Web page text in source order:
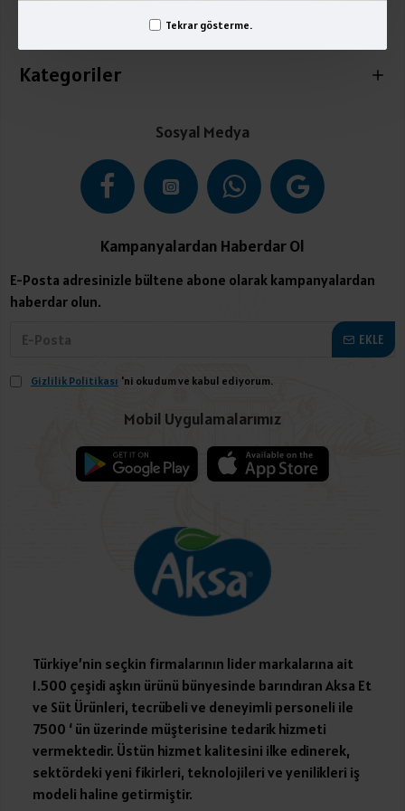
Tekrar gösterme.
Kategoriler
Sosyal Medya
Kampanyalardan Haberdar Ol
E-Posta adresinizle bültene abone olarak kampanyalardan
haberdar olun.
EKLE
Gizlilik Politikası 'ni okudum ve kabul ediyorum.
Mobil Uygulamalarımız
Türkiye’nin seçkin firmalarının lider markalarına ait
1.500 çeşidi aşkın ürünü bünyesinde barındıran Aksa Et
ve Süt Ürünleri, tecrübeli ve deneyimli personeli ile
7500 ‘ ün üzerinde müşterisine tedarik hizmeti
vermektedir. Üstün hizmet kalitesini ilke edinerek,
sektördeki yeni fikirleri, teknolojileri ve yenilikleri iş
modeli haline getirmiştir.